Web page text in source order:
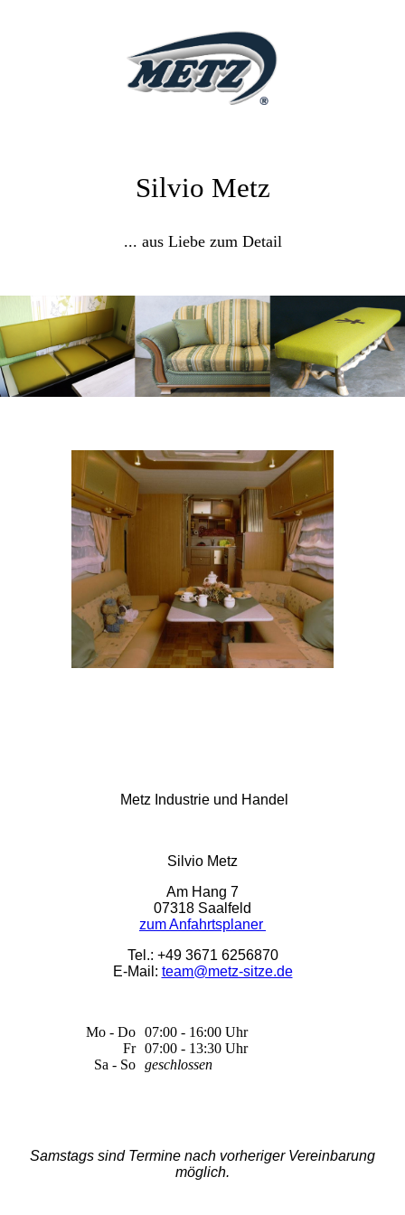
Silvio Metz
... aus Liebe zum Detail
Metz Industrie und Handel
Silvio Metz
Am Hang 7
07318 Saalfeld
zum Anfahrtsplaner
Tel.: +49 3671 6256870
E-Mail: team@metz-sitze.de
Mo - Do
Fr
Sa - So
07:00 - 16:00 Uhr
07:00 - 13:30 Uhr
geschlossen
Samstags sind Termine nach vorheriger Vereinbarung
möglich.